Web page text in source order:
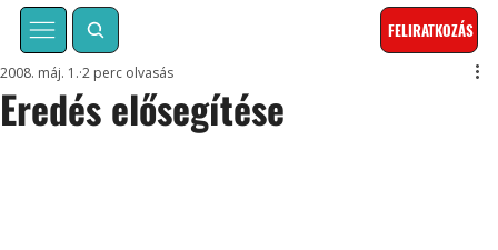
FELIRATKOZÁS
Eredés elősegítése
2008. máj. 1. 2 perc olvasás